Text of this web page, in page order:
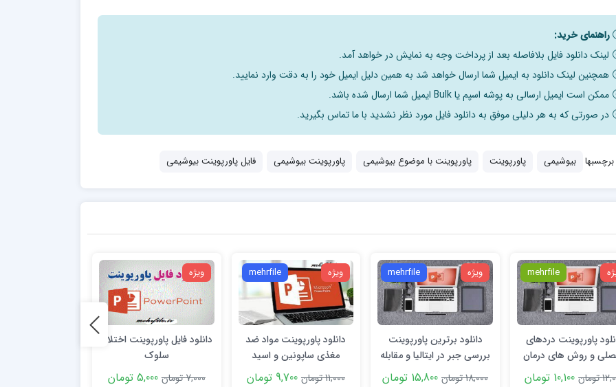
راهنمای خرید:
لینک دانلود فایل بلافاصله بعد از پرداخت وجه به نمایش در خواهد آمد.
همچنین لینک دانلود به ایمیل شما ارسال خواهد شد به همین دلیل ایمیل خود را به دقت وارد نمایید.
ممکن است ایمیل ارسالی به پوشه اسپم یا Bulk ایمیل شما ارسال شده باشد.
در صورتی که به هر دلیلی موفق به دانلود فایل مورد نظر نشدید با ما تماس بگیرید.
برچسبها بیوشیمی پاورپوینت پاورپوینت با موضوع بیوشیمی پاورپوینت بیوشیمی فایل پاورپوینت بیوشیمی
mehrfile
پاورپوینت دردهای
و روش های درمان
تومان 10,100 تومان
ویژه mehrfile
دانلود برترین پاورپوینت
بررسی جبر در ایتالیا و مقابله
با ترجمه خوارزمی18,000 تومان 15,800 تومان
ویژه mehrfile
دانلود پاورپوینت مواد ضد
مغذی ساپونین و اسید
کلروژنیک
11,000 تومان 9,700 تومان
ویژه
دانلود فایل پاورپوینت اختلال
سلوک
7,000 تومان
5,000 تومان